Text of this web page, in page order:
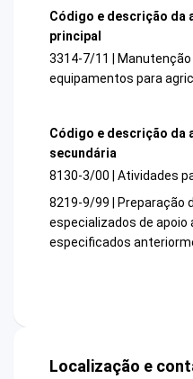
Código e descrição da
principal
3314-7/11 |
equipamentos para
Código e descrição da
secundária
8130-3/00 | Atividades
8219-9/99 | Preparação
especializados de
especificados
Localização e